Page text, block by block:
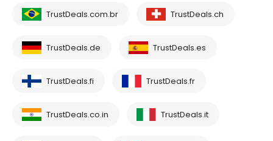
TrustDeals.com.br TrustDeals.ch
TrustDeals.de TrustDeals.es
TrustDeals.fi TrustDeals.fr
TrustDeals.co.in TrustDeals.it